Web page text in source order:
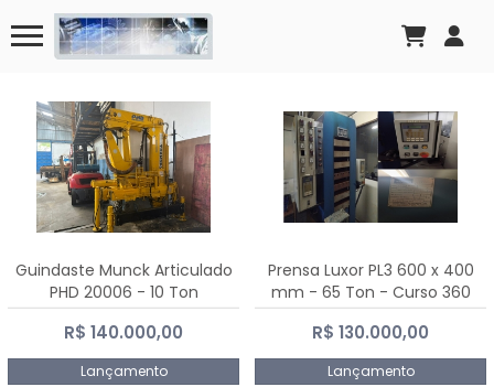
Guindaste Munck Articulado
PHD 20006 - 10 Ton
R$ 140.000,00
Lançamento
Prensa Luxor PL3 600 x 400
mm - 65 Ton - Curso 360
mm
R$ 130.000,00
Lançamento